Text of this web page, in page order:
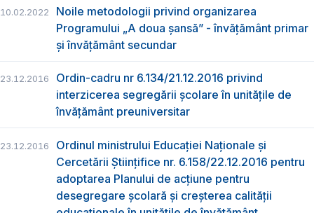
10.02.2022
Noile metodologii privind organizarea
Programului „A doua șansă” - învățământ primar
și învățământ secundar
23.12.2016
Ordin-cadru nr 6.134/21.12.2016 privind
interzicerea segregării școlare în unitățile de
învățământ preuniversitar
23.12.2016
Ordinul ministrului Educației Naționale și
Cercetării Științifice nr. 6.158/22.12.2016 pentru
adoptarea Planului de acțiune pentru
desegregare şcolară și creșterea calității